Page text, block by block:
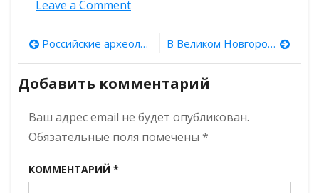
Leave a Commenton
районе
Калужской
обнаружен
Вырск
Навигация
по
записям
Российские археологи нашли захоронение египетского ребенка со 142 собаками В Великом Новгороде обнаружена необычная «шахматная доска» на лодочной скамье
Добавить комментарий
Ваш адрес email не будет опубликован.
Обязательные поля помечены *
КОММЕНТАРИЙ *